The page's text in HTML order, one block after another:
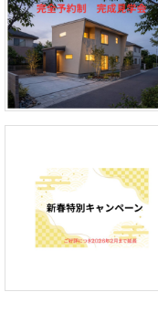
新着のイベント情